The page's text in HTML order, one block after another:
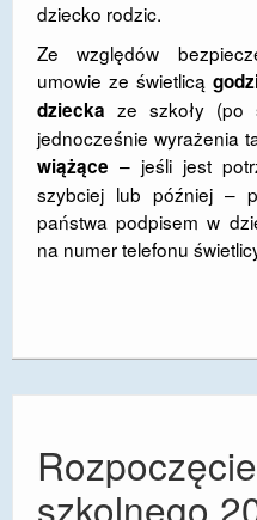
dziecko rodzic.
Ze względów
umowie ze świetlicą
dziecka ze szkoły (po
jednocześnie wyrażenia
wiążące – jeśli jest
szybciej lub później –
państwa podpisem w
na numer telefonu
szkolnego